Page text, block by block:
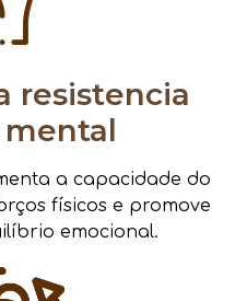
resistencia
a capacidade do
físicos e promove
emocional.